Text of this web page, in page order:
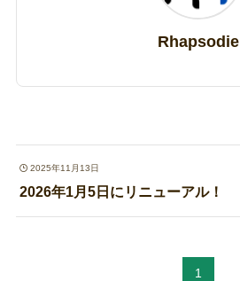
Rhapsodie
2025年11月13日
2026年1月5日にリニューアル！
1